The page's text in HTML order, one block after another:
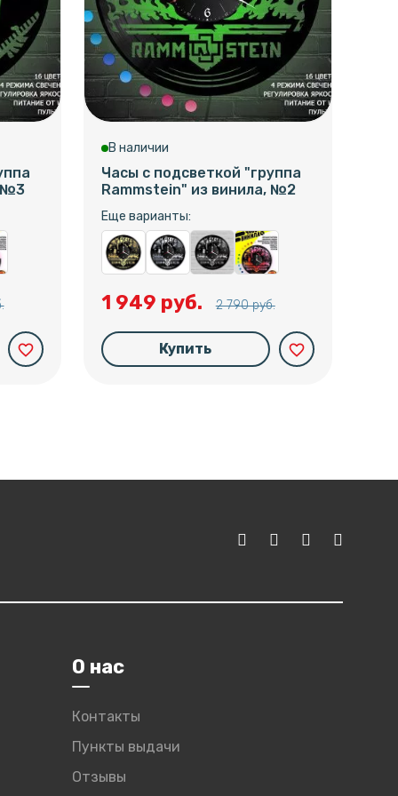
№3
favorite_border
В наличии
Часы с подсветкой "группа
Rammstein" из винила, №2
Еще варианты:
1 949 руб. 2 790 руб.
Купить favorite_border
О нас
Контакты
Пункты выдачи
Отзывы